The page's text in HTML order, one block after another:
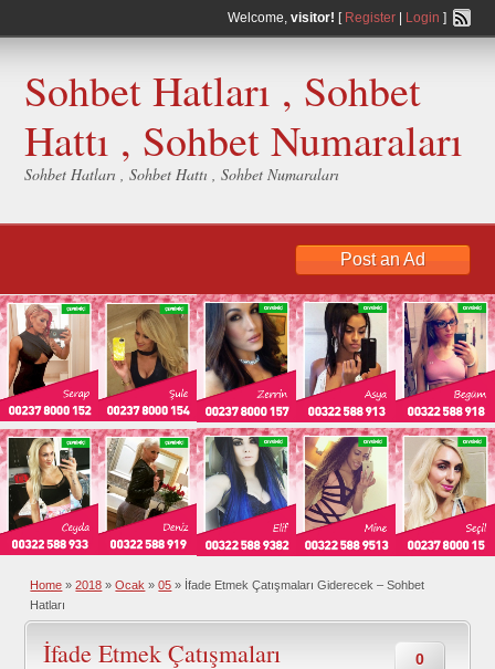
Welcome, visitor! [ Register| Login ]
Sohbet Hatları , Sohbet
Hattı , Sohbet Numaraları
Sohbet Hatları , Sohbet Hattı , Sohbet Numaraları
Post an Ad
Home » 2018 » Ocak » 05 » İfade Etmek Çatışmaları Giderecek – Sohbet
Hatları
0
İfade Etmek Çatışmaları